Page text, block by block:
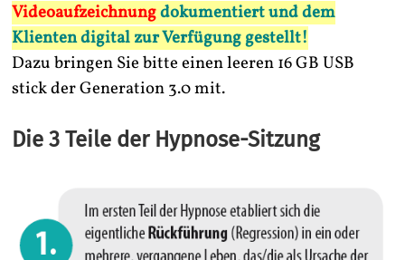
Videoaufzeichnungdokumentiert und dem
Klienten digital zur Verfügung gestellt!
Dazu bringen Sie bitte einen leeren 16 GB USB
stick der Generation 3.0 mit.
Die 3 Teile der Hypnose-Sitzung